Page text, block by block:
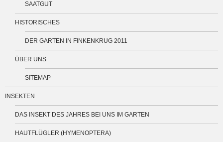
SAATGUT
HISTORISCHES
DER GARTEN IN FINKENKRUG 2011
ÜBER UNS
SITEMAP
INSEKTEN
DAS INSEKT DES JAHRES BEI UNS IM GARTEN
HAUTFLÜGLER (HYMENOPTERA)